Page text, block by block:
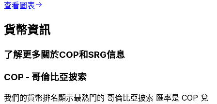
查看圖表
貨幣資訊
了解更多關於COP和SRG信息
COP - 哥倫比亞披索
我們的貨幣排名顯示最熱門的 哥倫比亞披索 匯率是 COP 兌